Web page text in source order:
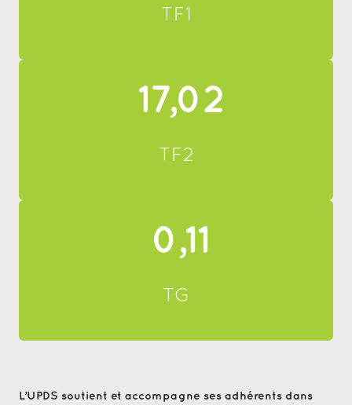
TF1
17,02
TF2
0,11
TG
L’UPDS soutient et accompagne ses adhérents dans